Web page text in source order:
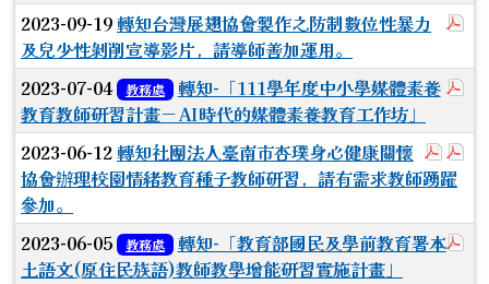
2023-09-19轉知台灣展翅協會製作之防制數位性暴力
及兒少性剝削宣導影片，請導師善加運用。
2023-07-04 教務處
轉知-「111學年度中小學媒體素養
教育教師研習計畫－AI時代的媒體素養教育工作坊」
於彈
2023-06-12轉知社團法人臺南市杏璞身心健康關懷
協會辦理校園情緒教育種子教師研習，請有需求教師踴躍
參加。
2023-06-05 教務處
轉知-「教育部國民及學前教育署本
土語文(原住民族語)教師教學增能研習實施計畫」